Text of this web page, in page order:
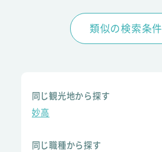
類似の検索条件
同じ観光地から探す
妙高
同じ職種から探す